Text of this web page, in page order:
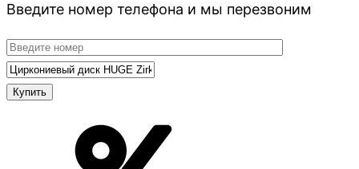
Введите номер телефона и мы перезвоним